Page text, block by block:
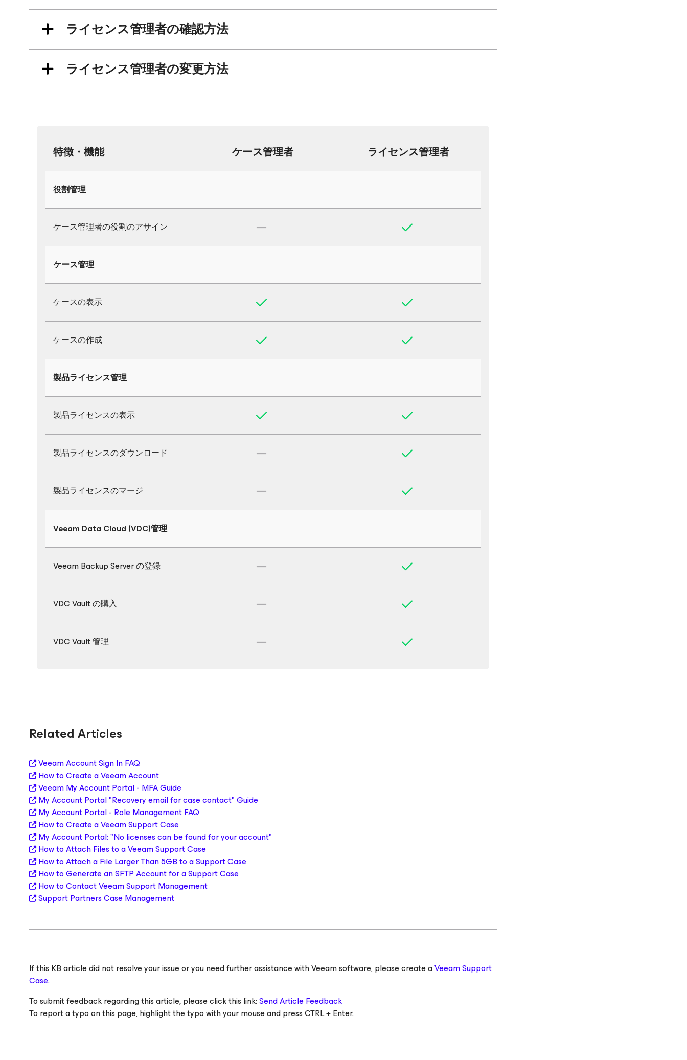
ライセンス管理者の確認方法
ライセンス管理者の変更方法
特徴・機能 ケース管理者 ライセンス管理者
役割管理
ケース管理者の役割のアサイン
ケース管理
ケースの表示
ケースの作成
製品ライセンス管理
製品ライセンスの表示
製品ライセンスのダウンロード
製品ライセンスのマージ
Veeam Data Cloud (VDC)管理
Veeam Backup Server の登録
VDC Vault の購入
VDC Vault 管理
Related Articles
Veeam Account Sign In FAQ
How to Create a Veeam Account
Veeam My Account Portal - MFA Guide
My Account Portal "Recovery email for case contact" Guide
My Account Portal - Role Management FAQ
How to Create a Veeam Support Case
My Account Portal: "No licenses can be found for your account"
How to Attach Files to a Veeam Support Case
How to Attach a File Larger Than 5GB to a Support Case
How to Generate an SFTP Account for a Support Case
How to Contact Veeam Support Management
Support Partners Case Management
If this KB article did not resolve your issue or you need further assistance with Veeam software, please create aVeeam Support
Case.
To submit feedback regarding this article, please click this link:Send Article Feedback
To report a typo on this page, highlight the typo with your mouse and press CTRL + Enter.